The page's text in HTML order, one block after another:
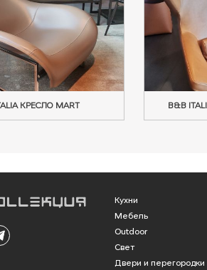
КРЕСЛО MART B&B
Кухни
Мебель
Outdoor
Свет
Двери и перегородки